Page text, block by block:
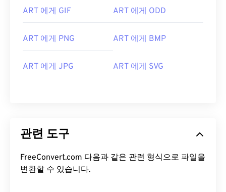
ART 에게 GIF ART 에게 ODD
ART 에게 PNG ART 에게 BMP
ART 에게 JPG ART 에게 SVG
관련 도구
FreeConvert.com 다음과 같은 관련 형식으로 파일을
변환할 수 있습니다.